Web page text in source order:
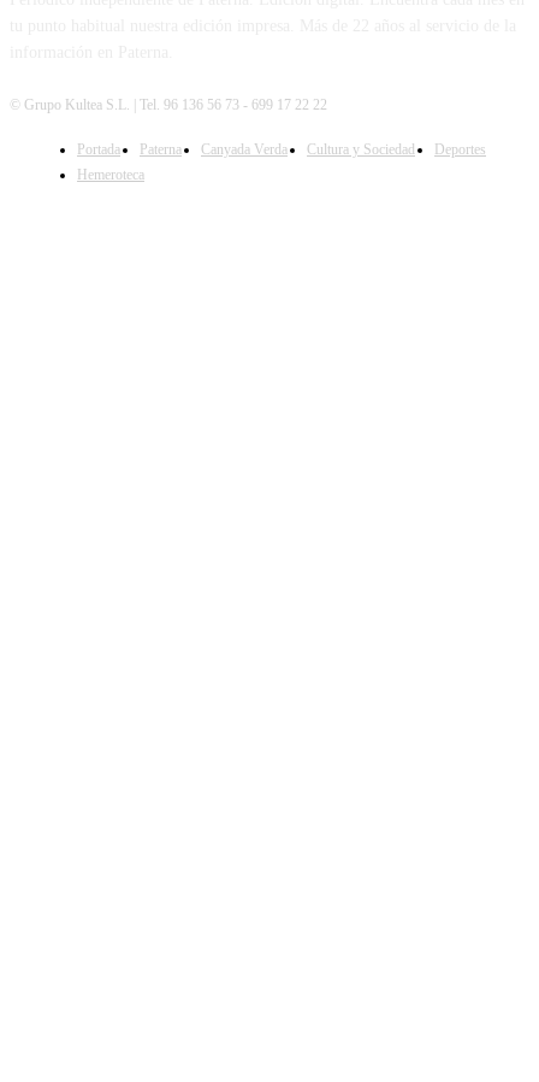
SÍGUENOS
© Grupo Kultea S.L. | Tel. 96 136 56 73 - 699 17 22 22
Portada Paterna Canyada Verda Cultura y Sociedad
Deportes
Hemeroteca